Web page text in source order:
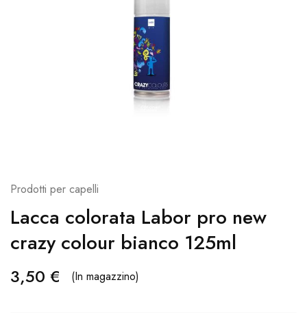
Prodotti per capelli
Lacca colorata Labor pro new
crazy colour bianco 125ml
3,50 € (In magazzino)